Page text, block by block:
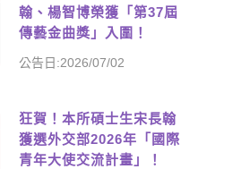
翰、楊智博榮獲「第37屆
傳藝金曲獎」入圍！
公告日:2026/07/02
狂賀！本所碩士生宋長翰
獲選外交部2026年「國際
青年大使交流計畫」！